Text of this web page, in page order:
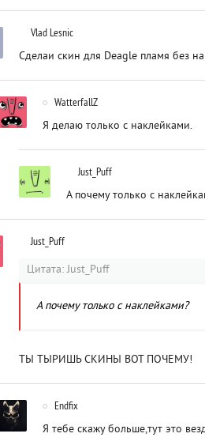
Vlad Lesnic
Сделаи скин для Deagle пламя без
WatterfallZ
Я делаю только с наклейками.
Just_Puff
А почему только с
Just_Puff
Цитата: Just_Puff
А почему только с наклейками?
ТЫ ТЫРИШЬ СКИНЫ ВОТ ПОЧЕМУ!
Endfix
Я тебе скажу больше,тут это